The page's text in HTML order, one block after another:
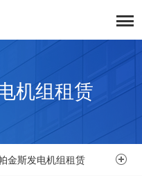
机组租赁
金斯发电机组租赁 